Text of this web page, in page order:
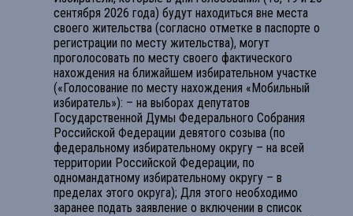
сентября 2026 года) будут находиться вне места
своего жительства (согласно отметке в паспорте о
регистрации по месту жительства), могут
проголосовать по месту своего фактического
нахождения на ближайшем избирательном участке
(«Голосование по месту нахождения «Мобильный
избиратель»): – на выборах депутатов
Государственной Думы Федерального Собрания
Российской Федерации девятого созыва (по
федеральному избирательному округу – на всей
территории Российской Федерации, по
одномандатному избирательному округу – в
пределах этого округа); Для этого необходимо
заранее подать заявление о включении в список